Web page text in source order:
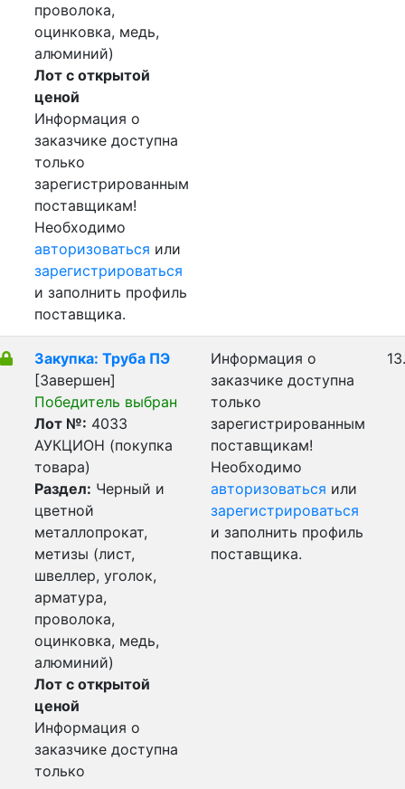
проволока,
оцинковка, медь,
алюминий)
Лот с открытой
ценой
Информация о
заказчике доступна
только
зарегистрированным
поставщикам!
Необходимо
авторизоваться или
зарегистрироваться
и заполнить профиль
поставщика.
Закупка: Труба ПЭ
[Завершен]
Победитель выбран
Лот №: 4033
АУКЦИОН (покупка
товара)
Раздел: Черный и
цветной
металлопрокат,
метизы (лист,
швеллер, уголок,
арматура,
проволока,
оцинковка, медь,
алюминий)
Лот с открытой
ценой
Информация о
заказчике доступна
только
Информация о
заказчике доступна
только
зарегистрированным
поставщикам!
Необходимо
авторизоваться или
зарегистрироваться
и заполнить профиль
поставщика.